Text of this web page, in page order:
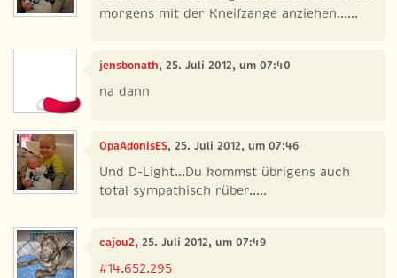
morgens mit der Kneifzange anziehen......
jensbonath, 25. Juli 2012, um 07:40
na dann
OpaAdonisES, 25. Juli 2012, um 07:46
Und D-Light...Du kommst übrigens auch
total sympathisch rüber.....
cajou2, 25. Juli 2012, um 07:49
#14.652.295